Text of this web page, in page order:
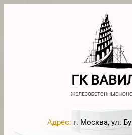
ГК
ЖЕЛЕЗОБЕТОННЫЕ
Адрес: г. Москва, ул.